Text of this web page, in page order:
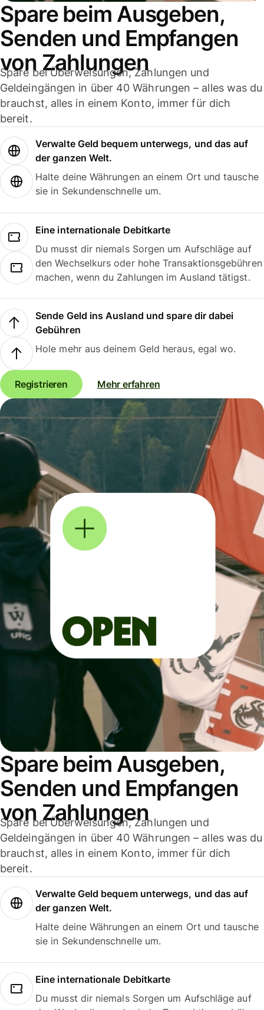
Spare beim Ausgeben,
Senden und Empfangen
von Zahlungen
Spare bei Überweisungen, Zahlungen und
Geldeingängen in über 40 Währungen – alles was du
brauchst, alles in einem Konto, immer für dich
bereit.
Verwalte Geld bequem unterwegs, und das auf
der ganzen Welt.
Halte deine Währungen an einem Ort und tausche
sie in Sekundenschnelle um.
Eine internationale Debitkarte
Du musst dir niemals Sorgen um Aufschläge auf
den Wechselkurs oder hohe Transaktionsgebühren
machen, wenn du Zahlungen im Ausland tätigst.
Sende Geld ins Ausland und spare dir dabei
Gebühren
Hole mehr aus deinem Geld heraus, egal wo.
Registrieren Mehr erfahren
Spare beim Ausgeben,
Senden und Empfangen
von Zahlungen
Spare bei Überweisungen, Zahlungen und
Geldeingängen in über 40 Währungen – alles was du
brauchst, alles in einem Konto, immer für dich
bereit.
Verwalte Geld bequem unterwegs, und das auf
der ganzen Welt.
Halte deine Währungen an einem Ort und tausche
sie in Sekundenschnelle um.
Eine internationale Debitkarte
Du musst dir niemals Sorgen um Aufschläge auf